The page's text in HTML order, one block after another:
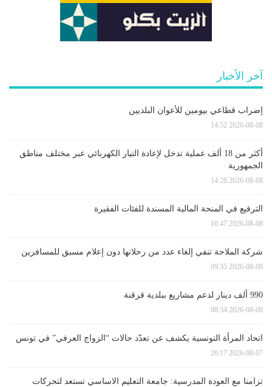
آخر الأخبار
إضراب قطاعي بيومين للأعوان البلديين
2026-08-08 14:52
أكثر من 18 ألف عملية تدخل لإعادة التيار الكهربائي عبر مختلف مناطق
الجمهورية
2026-08-08 14:26
الترفيع في المنحة المالية المسندة للفئات الفقيرة
2026-08-08 10:47
شركة الملاحة تنفي إلغاء عدد من رحلاتها دون إعلام مسبق للمسافرين
2026-08-08 09:35
990 ألف دينار لدعم مشاريع ببلدية قرقنة
2026-08-08 08:34
اتحاد المرأة التونسية يكشف عن تعدّد حالات “الزواج العرفي” في تونس
2026-08-07 20:17
تزامنا مع العودة المدرسية: جامعة التعليم الاساسي تستعد لتحركات